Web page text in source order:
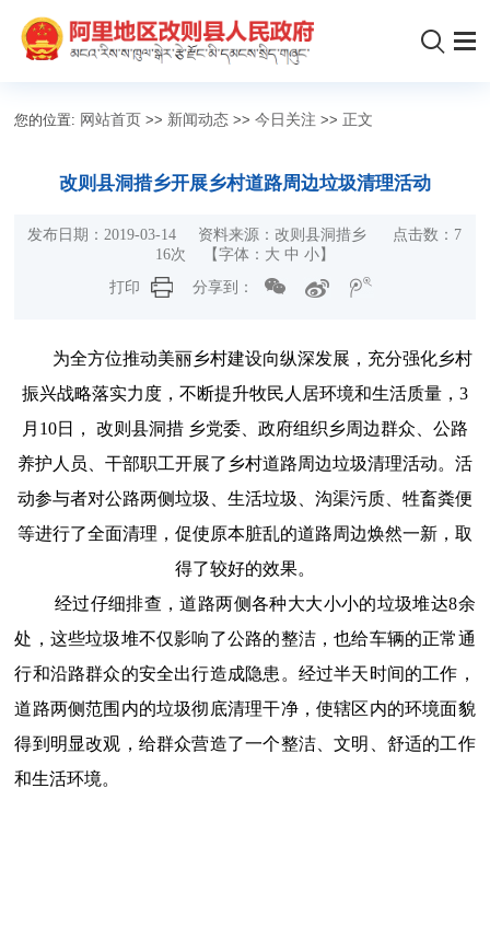
您的位置: 网站首页 >> 新闻动态 >>今日关注 >> 正文
改则县洞措乡开展乡村道路周边垃圾清理活动
发布日期：2019-03-14 资料来源：改则县洞措乡 点击数： 7
16次 【字体： 大 中 小】
打印
分享到：
为全方位推动美丽乡村建设向纵深发展，充分强化乡村
振兴战略落实力度，不断提升牧民人居环境和生活质量， 3
月10日，
改则县洞措 乡党委、政府组织乡周边群众、公路
养护人员、干部职工开展了乡村道路周边垃圾清理活动。活
动参与者对公路两侧垃圾、生活垃圾、沟渠污质、牲畜粪便
等进行了全面清理，促使原本脏乱的道路周边焕然一新，取
得了较好的效果。
经过仔细排查，道路两侧各种大大小小的垃圾堆达8余
处，这些垃圾堆不仅影响了公路的整洁，也给车辆的正常通
行和沿路群众的安全出行造成隐患。经过半天时间的工作，
道路两侧范围内的垃圾彻底清理干净，使辖区内的环境面貌
得到明显改观，给群众营造了一个整洁、文明、舒适的工作
和生活环境。